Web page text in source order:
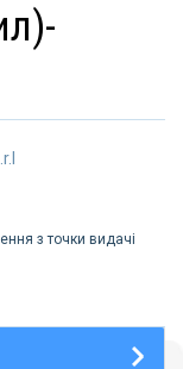
з точки видачі